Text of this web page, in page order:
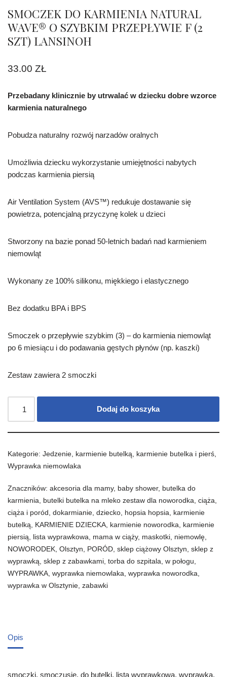
SMOCZEK DO KARMIENIA NATURAL
WAVE® O SZYBKIM PRZEPŁYWIE F (2
SZT) LANSINOH
33.00 ZŁ
Przebadany klinicznie by utrwalać w dziecku dobre wzorce
karmienia naturalnego
Pobudza naturalny rozwój narzadów oralnych
Umożliwia dziecku wykorzystanie umiejętności nabytych
podczas karmienia piersią
Air Ventilation System (AVS™) redukuje dostawanie się
powietrza, potencjalną przyczynę kolek u dzieci
Stworzony na bazie ponad 50-letnich badań nad karmieniem
niemowląt
Wykonany ze 100% silikonu, miękkiego i elastycznego
Bez dodatku BPA i BPS
Smoczek o przepływie szybkim (3) – do karmienia niemowląt
po 6 miesiącu i do podawania gęstych płynów (np. kaszki)
Zestaw zawiera 2 smoczki
Dodaj do koszyka
Kategorie: Jedzenie, karmienie butelką, karmienie butelka i pierś,
Wyprawka niemowlaka
Znaczników: akcesoria dla mamy, baby shower, butelka do
karmienia, butelki butelka na mleko zestaw dla noworodka, ciąża,
ciąża i poród , dokarmianie, dziecko, hopsia hopsia, karmienie
butelką, KARMIENIE DZIECKA, karmienie noworodka, karmienie
piersią, lista wyprawkowa, mama w ciąży, maskotki, niemowlę,
NOWORODEK, Olsztyn, PORÓD, sklep ciążowy Olsztyn, sklep z
wyprawką, sklep z zabawkami, torba do szpitala, w połogu,
WYPRAWKA, wyprawka niemowlaka, wyprawka noworodka,
wyprawka w Olsztynie, zabawki
Opis
smoczki, smoczusie, do butelki, lista wyprawkowa, wyprawka,